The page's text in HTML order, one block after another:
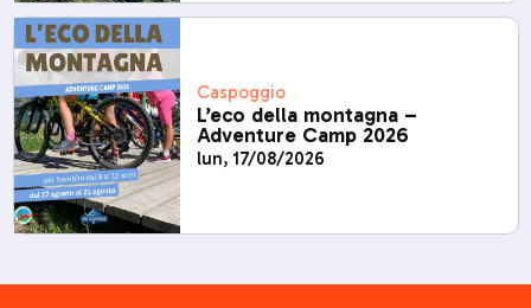
Caspoggio
L’eco della montagna –
Adventure Camp 2026
lun, 17/08/2026